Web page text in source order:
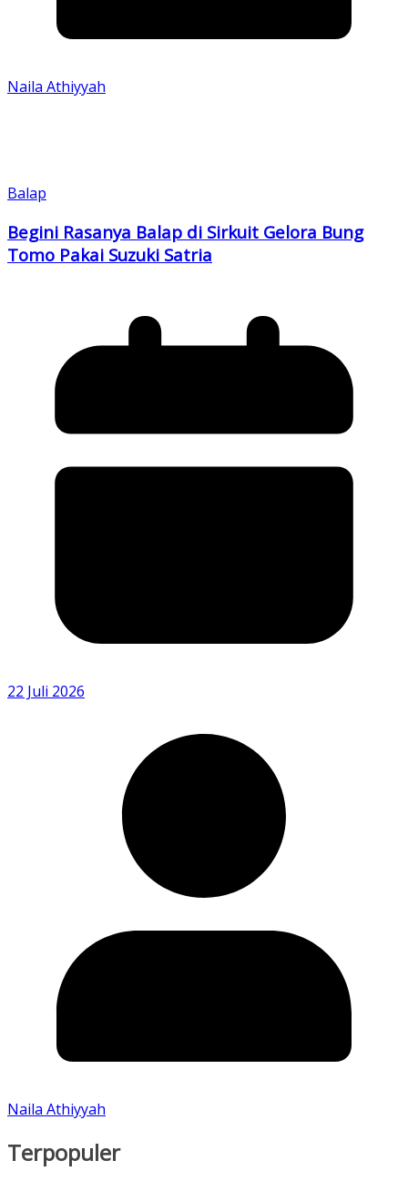
Naila Athiyyah
Balap
Begini Rasanya Balap di Sirkuit Gelora Bung
Tomo Pakai Suzuki Satria
22 Juli 2026
Naila Athiyyah
Terpopuler